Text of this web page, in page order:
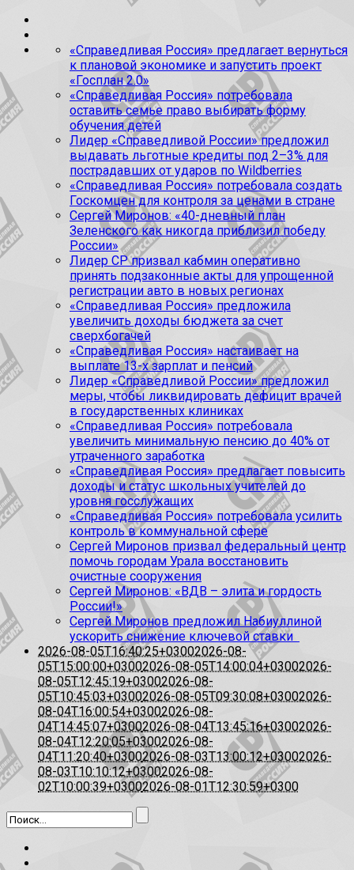
«Справедливая Россия» предлагает вернуться
к плановой экономике и запустить проект
«Госплан 2.0»
«Справедливая Россия» потребовала
оставить семье право выбирать форму
обучения детей
Лидер «Справедливой России» предложил
выдавать льготные кредиты под 2–3% для
пострадавших от ударов по Wildberries
«Справедливая Россия» потребовала создать
Госкомцен для контроля за ценами в стране
Сергей Миронов: «40-дневный план
Зеленского как никогда приблизил победу
России»
Лидер СР призвал кабмин оперативно
принять подзаконные акты для упрощенной
регистрации авто в новых регионах
«Справедливая Россия» предложила
увеличить доходы бюджета за счет
сверхбогачей
«Справедливая Россия» настаивает на
выплате 13-х зарплат и пенсий
Лидер «Справедливой России» предложил
меры, чтобы ликвидировать дефицит врачей
в государственных клиниках
«Справедливая Россия» потребовала
увеличить минимальную пенсию до 40% от
утраченного заработка
«Справедливая Россия» предлагает повысить
доходы и статус школьных учителей до
уровня госслужащих
«Справедливая Россия» потребовала усилить
контроль в коммунальной сфере
Сергей Миронов призвал федеральный центр
помочь городам Урала восстановить
очистные сооружения
Сергей Миронов: «ВДВ – элита и гордость
России!»
Сергей Миронов предложил Набиуллиной
ускорить снижение ключевой ставки
2026-08-05T16:40:25+03002026-08-
05T15:00:00+03002026-08-05T14:00:04+03002026-
08-05T12:45:19+03002026-08-
05T10:45:03+03002026-08-05T09:30:08+03002026-
08-04T16:00:54+03002026-08-
04T14:45:07+03002026-08-04T13:45:16+03002026-
08-04T12:20:05+03002026-08-
04T11:20:40+03002026-08-03T13:00:12+03002026-
08-03T10:10:12+03002026-08-
02T10:00:39+03002026-08-01T12:30:59+0300